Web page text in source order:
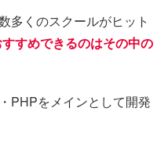
多くのスクールがヒット
すめできるのはその中の
PHPをメインとして開発